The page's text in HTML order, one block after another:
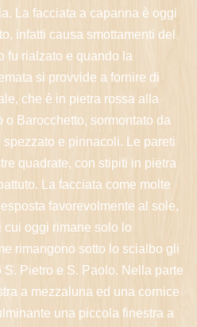
La facciata a capanna è oggi
infatti causa smottamenti del
fu rialzato e quando la
si provvide a fornire di
che è in pietra rossa alla
Barocchetto, sormontato da
e pinnacoli. Le pareti
quadrate, con stipiti in pietra
La facciata come molte
favorevolmente al sole,
cui oggi rimane solo lo
rimangono sotto lo scialbo gli
Pietro e S. Paolo. Nella parte
a mezzaluna ed una cornice
una piccola finestra a